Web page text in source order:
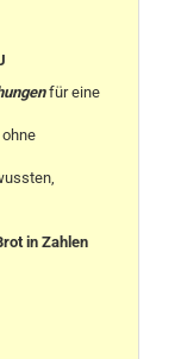
für eine
in Zahlen